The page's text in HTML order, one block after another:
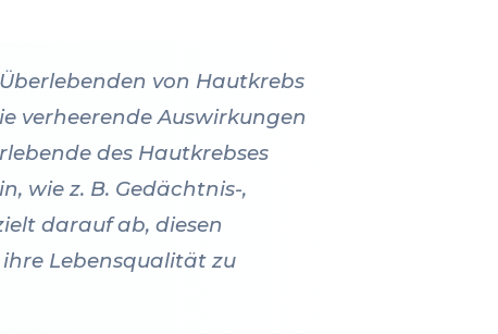
von Hautkrebs
verheerende Auswirkungen
des Hautkrebses
wie z. B. Gedächtnis-,
darauf ab, diesen
Lebensqualität zu